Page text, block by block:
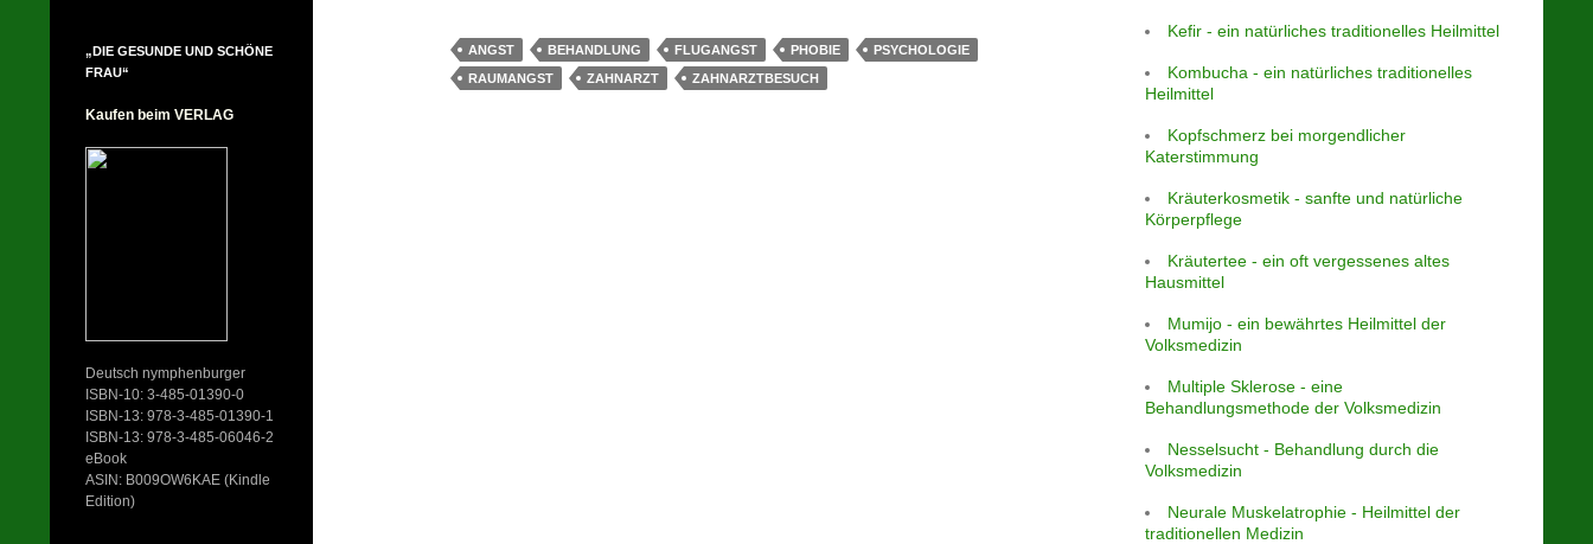
er
e
at
s
ail e
ss
a
ss
e
e
gr
c
e
ANGST BEHANDLUNG FLUGANGST PHOBIE
PSYCHOLOGIE
RAUMANGST
ZAHNARZT ZAHNARZTBESUCH
Kefir - ein natürliches traditionelles Heilmittel
Kombucha - ein natürliches traditionelles
Heilmittel
Kopfschmerz bei morgendlicher
Katerstimmung
Kräuterkosmetik - sanfte und natürliche
Körperpflege
Kräutertee - ein oft vergessenes altes
Hausmittel
Mumijo - ein bewährtes Heilmittel der
Volksmedizin
Multiple Sklerose - eine
Behandlungsmethode der Volksmedizin
Nesselsucht - Behandlung durch die
Volksmedizin
Neurale Muskelatrophie - Heilmittel der
traditionellen Medizin
„DIE GESUNDE UND SCHÖNE
FRAU“
Kaufen beim VERLAG
Deutsch nymphenburger
ISBN-10: 3-485-01390-0
ISBN-13: 978-3-485-01390-1
ISBN-13: 978-3-485-06046-2
eBook
ASIN: B009OW6KAE (Kindle
Edition)